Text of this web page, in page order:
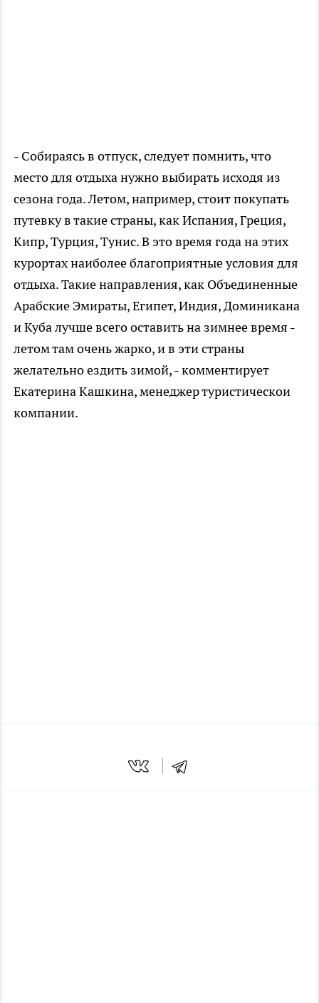
- Собираясь в отпуск, следует помнить, что
место для отдыха нужно выбирать исходя из
сезона года. Летом, например, стоит покупать
путевку в такие страны, как Испания, Греция,
Кипр, Турция, Тунис. В это время года на этих
курортах наиболее благоприятные условия для
отдыха. Такие направления, как Объединенные
Арабские Эмираты, Египет, Индия, Доминикана
и Куба лучше всего оставить на зимнее время -
летом там очень жарко, и в эти страны
желательно ездить зимой, - комментирует
Екатерина Кашкина, менеджер туристическои
компании.